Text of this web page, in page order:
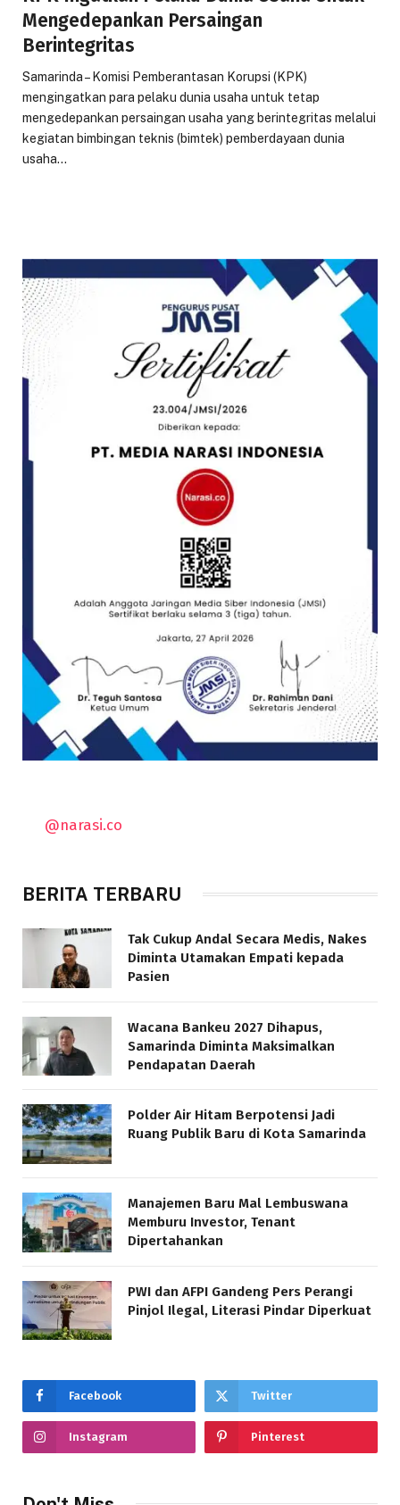
Mengedepankan Persaingan
Berintegritas
Samarinda – Komisi Pemberantasan Korupsi (KPK)
mengingatkan para pelaku dunia usaha untuk tetap
mengedepankan persaingan usaha yang berintegritas melalui
kegiatan bimbingan teknis (bimtek) pemberdayaan dunia
usaha…
@narasi.co
BERITA TERBARU
Tak Cukup Andal Secara Medis, Nakes
Diminta Utamakan Empati kepada
Pasien
Wacana Bankeu 2027 Dihapus,
Samarinda Diminta Maksimalkan
Pendapatan Daerah
Polder Air Hitam Berpotensi Jadi
Ruang Publik Baru di Kota Samarinda
Manajemen Baru Mal Lembuswana
Memburu Investor, Tenant
Dipertahankan
PWI dan AFPI Gandeng Pers Perangi
Pinjol Ilegal, Literasi Pindar Diperkuat
Facebook Twitter
Instagram Pinterest